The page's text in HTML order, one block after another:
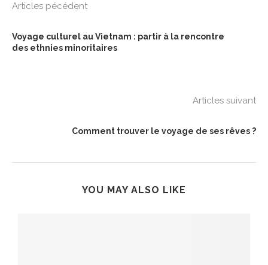
Articles pécédent
Voyage culturel au Vietnam : partir à la rencontre
des ethnies minoritaires
Articles suivant
Comment trouver le voyage de ses rêves ?
YOU MAY ALSO LIKE